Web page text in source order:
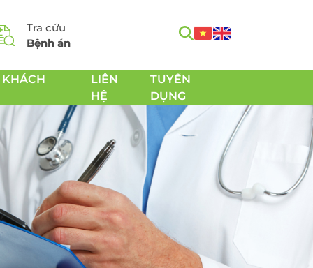
Tra cứu
Bệnh án
Tầm soát Ung thư toàn
diện
Tầm soát Ung thư tiêu
hóa
Tầm soát Ung thư
tuyến giáp
KHÁCH
LIÊN
HỆ
TUYỂN
DỤNG